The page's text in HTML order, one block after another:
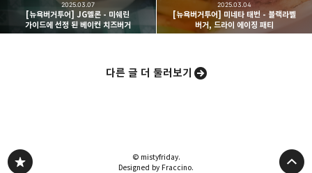
[뉴욕버거투어] JG멜론 - 미쉐린
가이드에 선정 된 베이컨 치즈버거
2025.03.07
[뉴욕버거투어] 미네타 태번 - 블랙라벨
버거, 드라이 에이징 패티
2025.03.04
다른 글 더 둘러보기
© mistyfriday.
Designed by Fraccino.